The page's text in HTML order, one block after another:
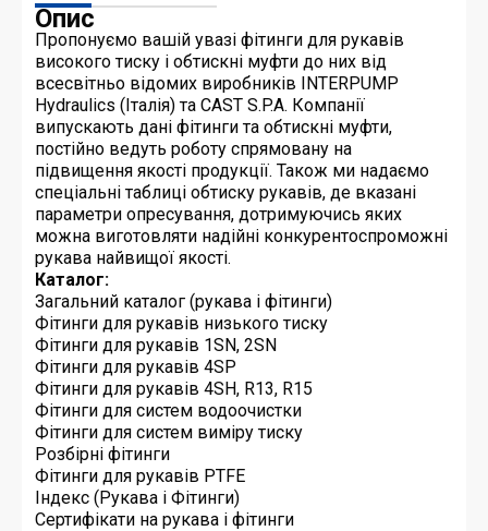
Опис
Пропонуємо вашій увазі фітинги для рукавів
високого тиску і обтискні муфти до них від
всесвітньо відомих виробників INTERPUMP
Hydraulics (Італія) та CAST S.P.A. Компанії
випускають дані фітинги та обтискні муфти,
постійно ведуть роботу спрямовану на
підвищення якості продукції. Також ми надаємо
спеціальні таблиці обтиску рукавів, де вказані
параметри опресування, дотримуючись яких
можна виготовляти надійні конкурентоспроможні
рукава найвищої якості.
Каталог:
Загальний каталог (рукава і фітинги)
Фітинги для рукавів низького тиску
Фітинги для рукавів 1SN, 2SN
Фітинги для рукавів 4SP
Фітинги для рукавів 4SH, R13, R15
Фітинги для систем водоочистки
Фітинги для систем виміру тиску
Розбірні фітинги
Фітинги для рукавів PTFE
Індекс (Рукава і Фітинги)
Сертифікати на рукава і фітинги